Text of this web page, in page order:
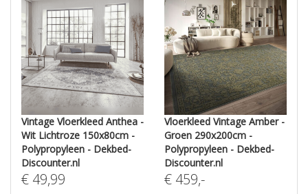
Vintage Vloerkleed Anthea -
Wit Lichtroze 150x80cm -
Polypropyleen - Dekbed-
Discounter.nl
€ 49,99
Vloerkleed Vintage Amber -
Groen 290x200cm -
Polypropyleen - Dekbed-
Discounter.nl
€ 459,-